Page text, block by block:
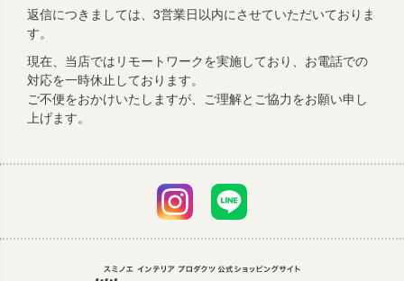
返信につきましては、3営業日以内にさせていただいておりま
す。
現在、当店ではリモートワークを実施しており、お電話での
対応を一時休止しております。
ご不便をおかけいたしますが、ご理解とご協力をお願い申し
上げます。